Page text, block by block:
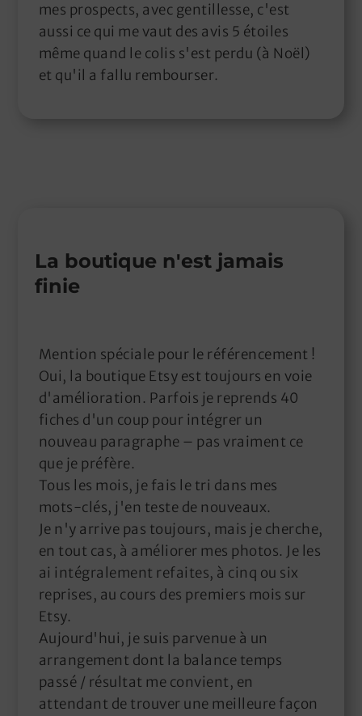
mes prospects, avec gentillesse, c'est
aussi ce qui me vaut des avis 5 étoiles
même quand le colis s'est perdu (à Noël)
et qu'il a fallu rembourser.
La boutique n'est jamais
finie
Mention spéciale pour le référencement !
Oui, la boutique Etsy est toujours en voie
d'amélioration. Parfois je reprends 40
fiches d'un coup pour intégrer un
nouveau paragraphe – pas vraiment ce
que je préfère.
Tous les mois, je fais le tri dans mes
mots-clés, j'en teste de nouveaux.
Je n'y arrive pas toujours, mais je cherche,
en tout cas, à améliorer mes photos. Je les
ai intégralement refaites, à cinq ou six
reprises, au cours des premiers mois sur
Etsy.
Aujourd'hui, je suis parvenue à un
arrangement dont la balance temps
passé / résultat me convient, en
attendant de trouver une meilleure façon